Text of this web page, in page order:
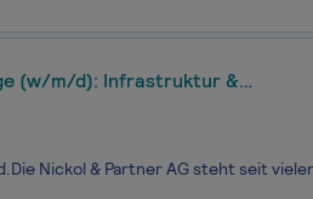
(w/m/d): Infrastruktur &